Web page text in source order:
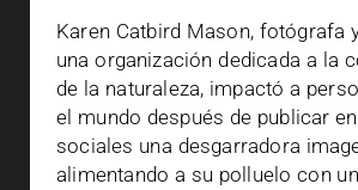
Karen Catbird Mason, fotógrafa
una organización dedicada a la
de la naturaleza, impactó a
el mundo después de publicar
sociales una desgarradora
alimentando a su polluelo con